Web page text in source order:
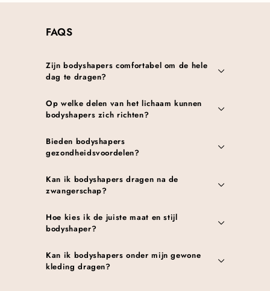
FAQS
Zijn bodyshapers comfortabel om de hele
dag te dragen?
Op welke delen van het lichaam kunnen
bodyshapers zich richten?
Bieden bodyshapers
gezondheidsvoordelen?
Kan ik bodyshapers dragen na de
zwangerschap?
Hoe kies ik de juiste maat en stijl
bodyshaper?
Kan ik bodyshapers onder mijn gewone
kleding dragen?